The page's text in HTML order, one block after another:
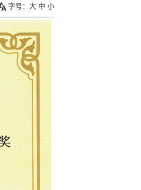
字号： 大 中 小